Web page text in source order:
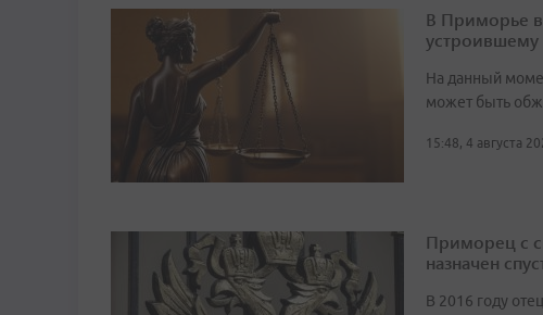
В Приморье
На данный
может быть
15:48, 4 августа
Приморец с
назначен
В 2016 году